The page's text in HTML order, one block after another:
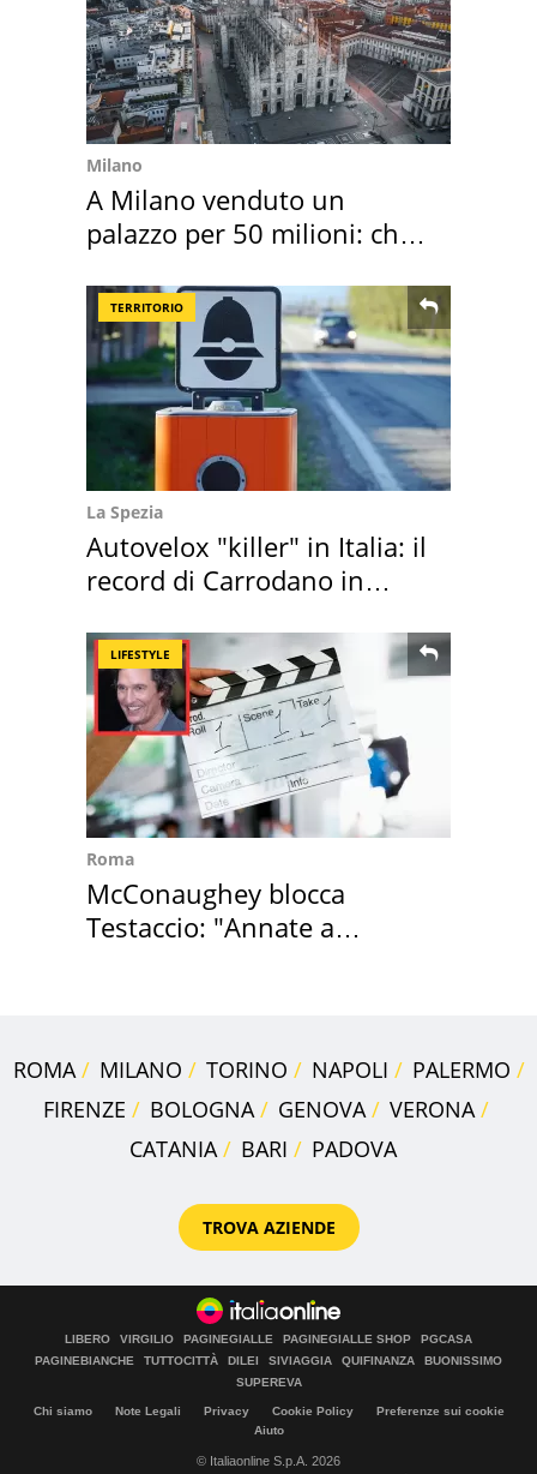
Milano
A Milano venduto un
palazzo per 50 milioni: chi
TERRITORIO
La Spezia
Autovelox "killer" in Italia: il
record di Carrodano in
LIFESTYLE
Roma
McConaughey blocca
Testaccio: "Annate a
ROMA MILANO TORINO NAPOLI
PALERMO
FIRENZE
BOLOGNA GENOVA
VERONA
CATANIA
BARI PADOVA
TROVA AZIENDE
LIBERO VIRGILIO PAGINEGIALLE PAGINEGIALLE SHOP
PGCASA
PAGINEBIANCHE
TUTTOCITTÀ DILEI SIVIAGGIA QUIFINANZA
BUONISSIMO
SUPEREVA
Chi siamo Note Legali Privacy Cookie Policy
Preferenze sui cookie
Aiuto
© Italiaonline S.p.A. 2026